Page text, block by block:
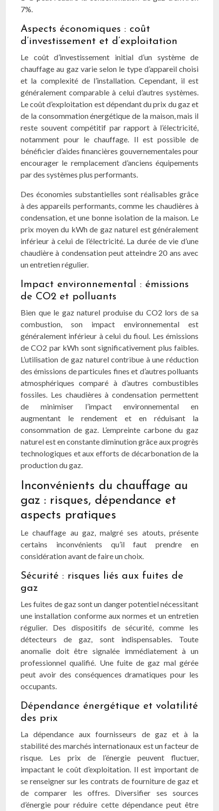
7%.
Aspects économiques : coût
d’investissement et d’exploitation
Le coût d’investissement initial d’un système de
chauffage au gaz varie selon le type d’appareil choisi
et la complexité de l’installation. Cependant, il est
généralement comparable à celui d’autres systèmes.
Le coût d’exploitation est dépendant du prix du gaz et
de la consommation énergétique de la maison, mais il
reste souvent compétitif par rapport à l’électricité,
notamment pour le chauffage. Il est possible de
bénéficier d’aides financières gouvernementales pour
encourager le remplacement d’anciens équipements
par des systèmes plus performants.
Des économies substantielles sont réalisables grâce
à des appareils performants, comme les chaudières à
condensation, et une bonne isolation de la maison. Le
prix moyen du kWh de gaz naturel est généralement
inférieur à celui de l’électricité. La durée de vie d’une
chaudière à condensation peut atteindre 20 ans avec
un entretien régulier.
Impact environnemental : émissions
de CO2 et polluants
Bien que le gaz naturel produise du CO2 lors de sa
combustion, son impact environnemental est
généralement inférieur à celui du fioul. Les émissions
de CO2 par kWh sont significativement plus faibles.
L’utilisation de gaz naturel contribue à une réduction
des émissions de particules fines et d’autres polluants
atmosphériques comparé à d’autres combustibles
fossiles. Les chaudières à condensation permettent
de minimiser l’impact environnemental en
augmentant le rendement et en réduisant la
consommation de gaz. L’empreinte carbone du gaz
naturel est en constante diminution grâce aux progrès
technologiques et aux efforts de décarbonation de la
production du gaz.
Inconvénients du chauffage au
gaz : risques, dépendance et
aspects pratiques
Le chauffage au gaz, malgré ses atouts, présente
certains inconvénients qu’il faut prendre en
considération avant de faire un choix.
Sécurité : risques liés aux fuites de
gaz
Les fuites de gaz sont un danger potentiel nécessitant
une installation conforme aux normes et un entretien
régulier. Des dispositifs de sécurité, comme les
détecteurs de gaz, sont indispensables. Toute
anomalie doit être signalée immédiatement à un
professionnel qualifié. Une fuite de gaz mal gérée
peut avoir des conséquences dramatiques pour les
occupants.
Dépendance énergétique et volatilité
des prix
La dépendance aux fournisseurs de gaz et à la
stabilité des marchés internationaux est un facteur de
risque. Les prix de l’énergie peuvent fluctuer,
impactant le coût d’exploitation. Il est important de
se renseigner sur les contrats de fourniture de gaz et
de comparer les offres. Diversifier ses sources
d’énergie pour réduire cette dépendance peut être